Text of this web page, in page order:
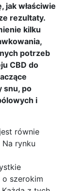
jak właściwie
rezultaty.
kilku
potrzeb
CBD do
snu, po
i
równie
rynku
szerokim